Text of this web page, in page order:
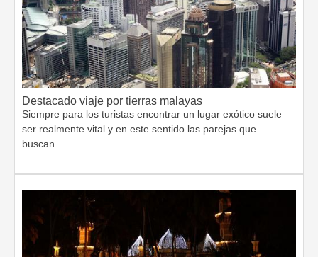
Destacado viaje por tierras malayas
Siempre para los turistas encontrar un lugar exótico suele
ser realmente vital y en este sentido las parejas que
buscan…